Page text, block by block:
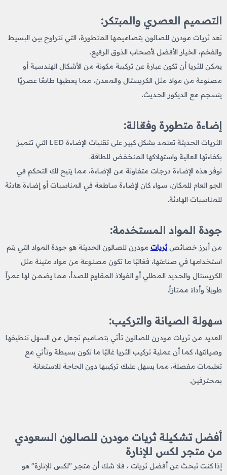
التصميم العصري والمبتكر:
تعد ثريات مودرن للصالون بتصاميمها المتطورة، التي تتراوح بين البسيط
والفخم، الخيار الأفضل لأصحاب الذوق الرفيع.
يمكن للثريا أن تكون عبارة عن تركيبة مكونة من الأشكال الهندسية أو
مصنوعة من مواد مثل الكريستال والمعدن، مما يعطيها طابعًا عصريًا
ينسجم مع الديكور الحديث.
إضاءة متطورة وفعّالة:
الثريات الحديثة تعتمد بشكل كبير على تقنيات الإضاءة LED التي تتميز
بكفاءتها العالية واستهلاكها المنخفض للطاقة.
توفر هذه الإضاءة درجات متفاوتة من الإضاءة، مما يتيح لك التحكم في
الجو العام للمكان، سواء كان لإضاءة ساطعة في المناسبات أو إضاءة هادئة
للمناسبات الهادئة.
جودة المواد المستخدمة:
من أبرز خصائصثريات مودرن للصالون الحديثة هو جودة المواد التي يتم
استخدامها في صناعتها، فغالبًا ما تكون مصنوعة من مواد متينة مثل
الكريستال والحديد المطلي أو الفولاذ المقاوم للصدأ، مما يضمن لها عمراً
طويلاً وأداءً ممتازاً.
سهولة الصيانة والتركيب:
العديد من ثريات مودرن للصالون تأتي بتصاميم تجعل من السهل تنظيفها
وصيانتها، كما أن عملية تركيب الثريا غالبًا ما تكون بسيطة وتأتي مع
تعليمات مفصلة، مما يسهل عليك تركيبها دون الحاجة للاستعانة
بمحترفين.
أفضل تشكيلة ثريات مودرن للصالون السعودي
من متجر لكس للإنارة
إذا كنت تبحث عن أفضل ثريات ، فلا شك أن متجر "لكس للإنارة" هو